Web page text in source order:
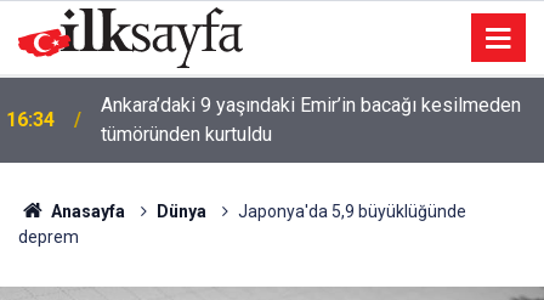
16:34
Ankara’daki 9 yaşındaki Emir’in bacağı kesilmeden
tümöründen kurtuldu
Anasayfa Dünya
Japonya'da 5,9 büyüklüğünde
deprem